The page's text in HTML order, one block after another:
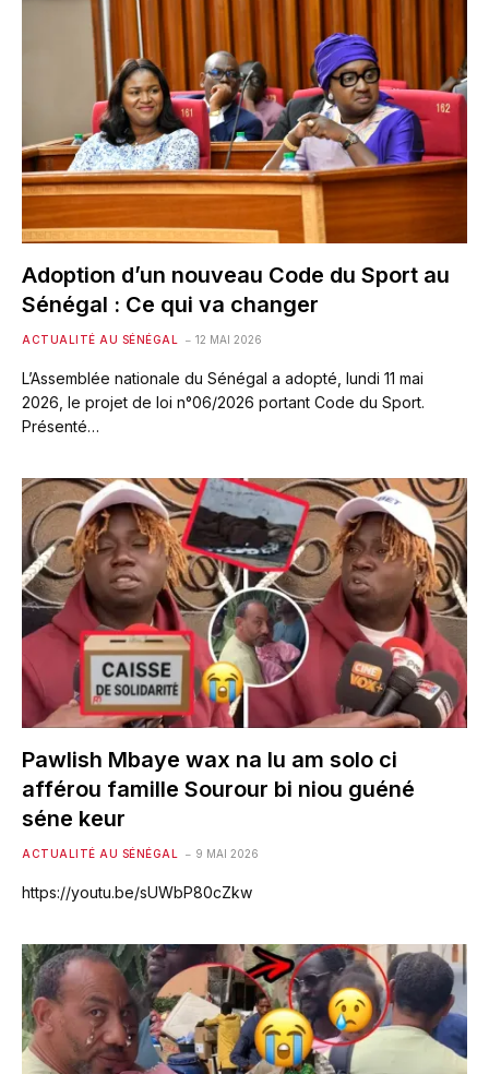
Adoption d’un nouveau Code du Sport au
Sénégal : Ce qui va changer
ACTUALITÉ AU SÉNÉGAL 12 MAI 2026
L’Assemblée nationale du Sénégal a adopté, lundi 11 mai
2026, le projet de loi n°06/2026 portant Code du Sport.
Présenté…
Pawlish Mbaye wax na lu am solo ci
afférou famille Sourour bi niou guéné
séne keur
ACTUALITÉ AU SÉNÉGAL 9 MAI 2026
https://youtu.be/sUWbP80cZkw